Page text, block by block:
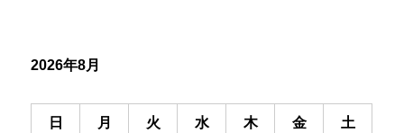
ン
2026年8月
日 月 火 水 木 金 土